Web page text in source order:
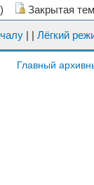
Закрытая
| | Лёгкий
Главный